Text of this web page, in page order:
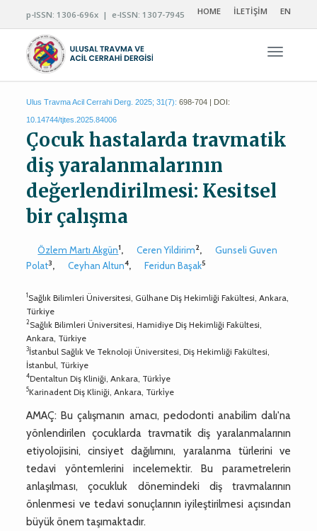
p-ISSN: 1306-696x | e-ISSN: 1307-7945 HOME İLETİŞİM EN
Ulus Travma Acil Cerrahi Derg. 2025; 31(7): 698-704 | DOI:
10.14744/tjtes.2025.84006
Çocuk hastalarda travmatik
diş yaralanmalarının
değerlendirilmesi: Kesitsel
bir çalışma
Özlem Martı Akgün1, Ceren Yildirim2,
Gunseli Guven
Polat3, Ceyhan Altun4, Feridun Başak5
1Sağlık Bilimleri Üniversitesi, Gülhane Diş Hekimliği Fakültesi, Ankara,
Türkiye
2Sağlık Bilimleri Üniversitesi, Hamidiye Diş Hekimliği Fakültesi,
Ankara, Türkiye
3İstanbul Sağlık Ve Teknoloji Üniversitesi, Diş Hekimliği Fakültesi,
İstanbul, Türkiye
4Dentaltun Diş Kliniği, Ankara, Türki̇ye
5Karinadent Diş Kliniği, Ankara, Türki̇ye
AMAÇ: Bu çalışmanın amacı, pedodonti anabilim dalı'na
yönlendirilen çocuklarda travmatik diş yaralanmalarının
etiyolojisini, cinsiyet dağılımını, yaralanma türlerini ve
tedavi yöntemlerini incelemektir. Bu parametrelerin
anlaşılması, çocukluk dönemindeki diş travmalarının
önlenmesi ve tedavi sonuçlarının iyileştirilmesi açısından
büyük önem taşımaktadır.